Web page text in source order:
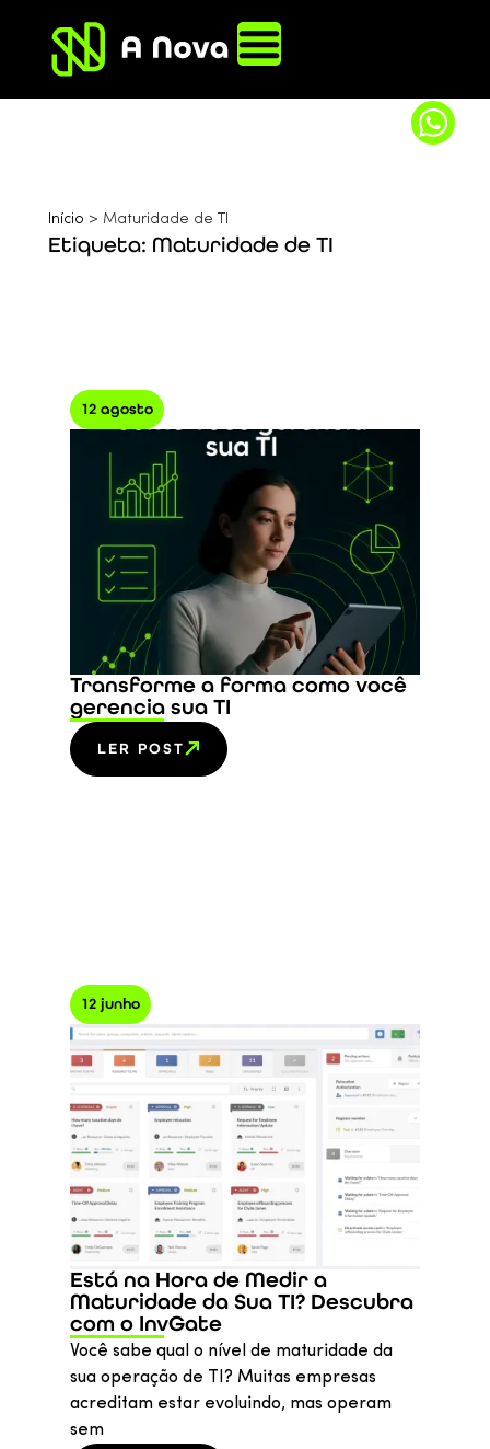
Início > Maturidade de TI
Etiqueta: Maturidade de TI
12 agosto
Transforme a forma como você
gerencia sua TI
LER POST
12 junho
Está na Hora de Medir a
Maturidade da Sua TI? Descubra
com o InvGate
Você sabe qual o nível de maturidade da
sua operação de TI? Muitas empresas
acreditam estar evoluindo, mas operam
sem